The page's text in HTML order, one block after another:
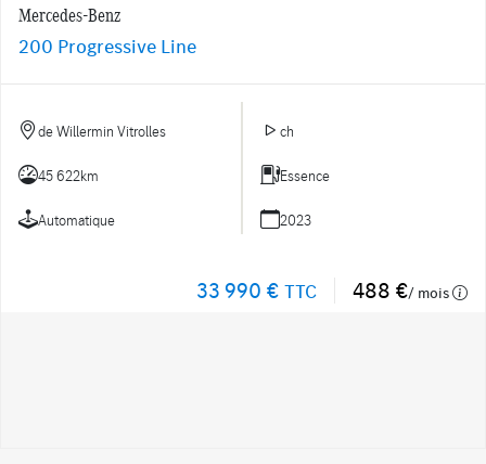
Mercedes-Benz
200 Progressive Line
de Willermin Vitrolles ch
45 622km Essence
Automatique 2023
33 990 € TTC 488 €/ mois